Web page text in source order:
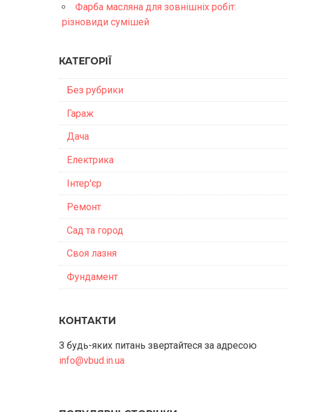
Фарба масляна для зовнішніх робіт:
різновиди сумішей
КАТЕГОРІЇ
Без рубрики
Гараж
Дача
Електрика
Інтер'єр
Ремонт
Сад та город
Своя лазня
Фундамент
КОНТАКТИ
З будь-яких питань звертайтеся за адресою
info@vbud.in.ua